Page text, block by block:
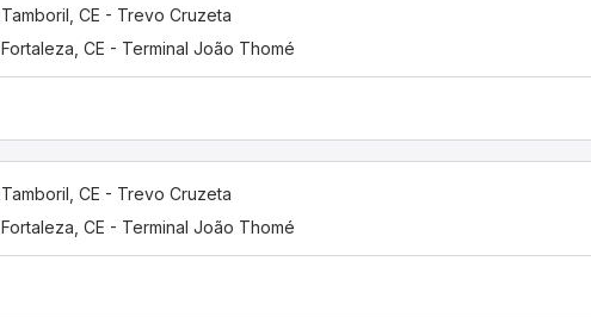
Tamboril, CE - Trevo Cruzeta
Fortaleza, CE - Terminal João Thomé
Tamboril, CE - Trevo Cruzeta
Fortaleza, CE - Terminal João Thomé